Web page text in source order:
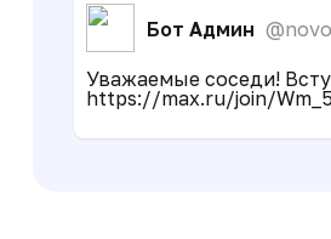
Бот Админ
Уважаемые соседи!
https://max.ru/join/